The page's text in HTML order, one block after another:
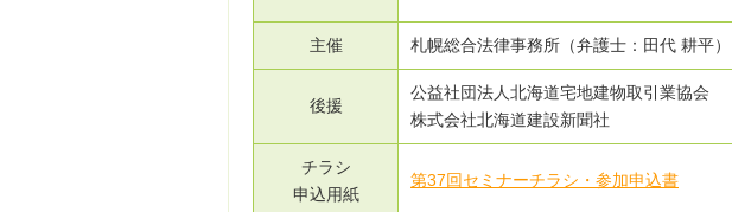
主催 札幌総合法律事務所（弁護士：田代 耕平）
後援
公益社団法人北海道宅地建物取引業協会
株式会社北海道建設新聞社
チラシ
申込用紙
第37回セミナーチラシ・参加申込書